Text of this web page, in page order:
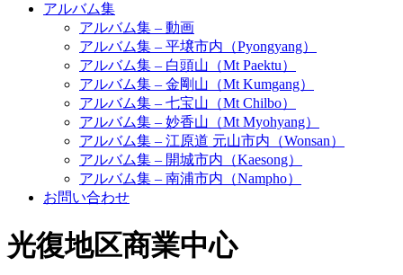
アルバム集
アルバム集 – 動画
アルバム集 – 平壌市内（Pyongyang）
アルバム集 – 白頭山（Mt Paektu）
アルバム集 – 金剛山（Mt Kumgang）
アルバム集 – 七宝山（Mt Chilbo）
アルバム集 – 妙香山（Mt Myohyang）
アルバム集 – 江原道 元山市内（Wonsan）
アルバム集 – 開城市内（Kaesong）
アルバム集 – 南浦市内（Nampho）
お問い合わせ
光復地区商業中心